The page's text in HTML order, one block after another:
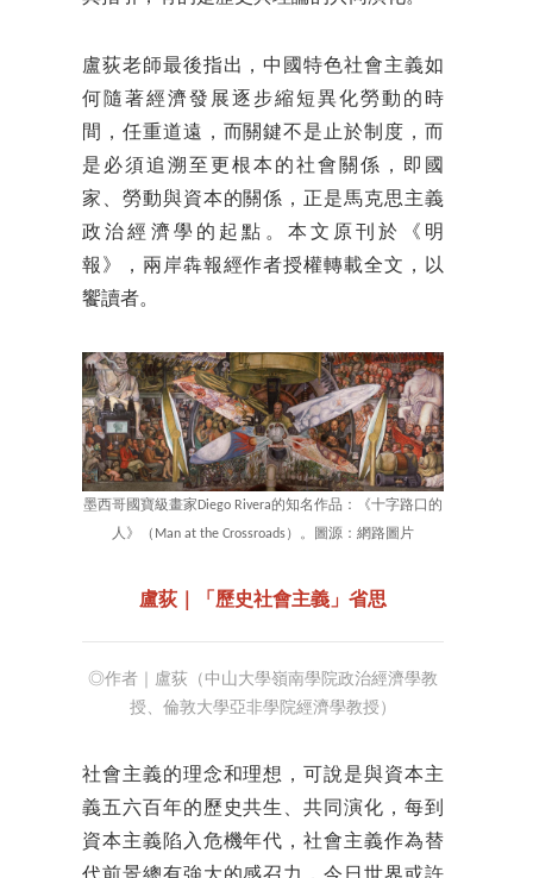
盧荻老師最後指出，中國特色社會主義如
何隨著經濟發展逐步縮短異化勞動的時
間，任重道遠，而關鍵不是止於制度，而
是必須追溯至更根本的社會關係，即國
家、勞動與資本的關係，正是馬克思主義
政治經濟學的起點。本文原刊於《明
報》，兩岸犇報經作者授權轉載全文，以
饗讀者。
墨西哥國寶級畫家Diego Rivera的知名作品：《十字路口的
人》（Man at the Crossroads）。圖源：網路圖片
盧荻｜「歷史社會主義」省思
◎作者｜盧荻（中山大學嶺南學院政治經濟學教
授、倫敦大學亞非學院經濟學教授）
社會主義的理念和理想，可說是與資本主
義五六百年的歷史共生、共同演化，每到
資本主義陷入危機年代，社會主義作為替